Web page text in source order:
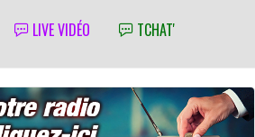
LIVE VIDÉO TCHAT'